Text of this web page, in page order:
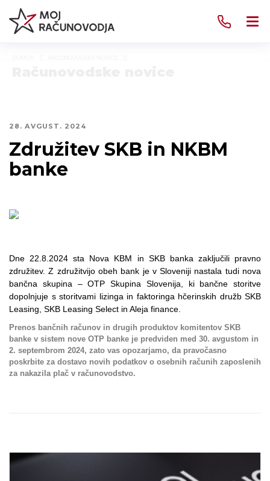
28. AVGUST. 2024
Združitev SKB in NKBM
banke
Dne 22.8.2024 sta Nova KBM in SKB banka zaključili pravno
združitev. Z združitvijo obeh bank je v Sloveniji nastala tudi nova
bančna skupina – OTP Skupina Slovenija, ki bančne storitve
dopolnjuje s storitvami lizinga in faktoringa hčerinskih družb SKB
Leasing, SKB Leasing Select in Aleja finance.
Prenos bančnih računov in drugih produktov komitentov SKB
banke v sistem nove OTP banke je predviden med 30. avgustom in
2. septembrom 2024, zato vas opozarjamo, da pravočasno
poskrbite za dostavo novih podatkov o osebnih računih zaposlenih
za nakazila plač v računovodstvo.